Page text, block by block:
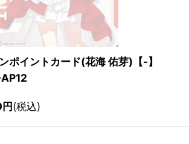
ポイントカード(花海 佑芽)【-】
円(税込)